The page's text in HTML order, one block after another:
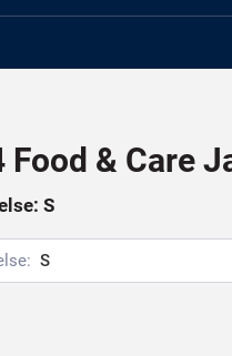
Food & Care
S
S